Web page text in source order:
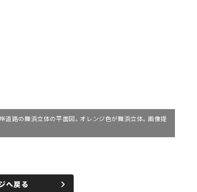
道路の舞浜立体の平面図。オレンジ色が舞浜立体。画像提
へ戻る